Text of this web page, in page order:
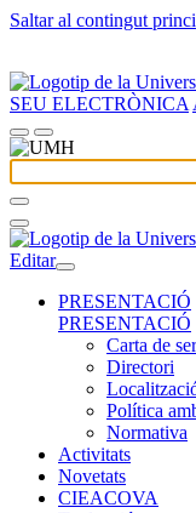
Saltar al contingut
SEU ELECTRÒNICA
Editar
PRESENTACIÓ
PRESENTACIÓ
Carta de
Directori
Política
Normativa
Activitats
Novetats
CIEACOVA